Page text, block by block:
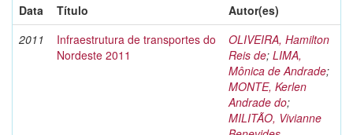
Data
Título
Autor(es)
2011
Infraestrutura de transportes do
Nordeste 2011
OLIVEIRA, Hamilton
Reis de; LIMA,
Mônica de Andrade;
MONTE, Kerlen
Andrade do;
MILITÃO, Vivianne